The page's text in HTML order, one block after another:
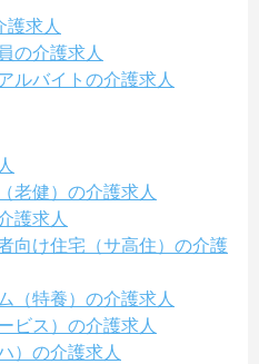
護求人
の介護求人
ルバイトの介護求人
老健）の介護求人
護求人
向け住宅（サ高住）の介護
（特養）の介護求人
ビス）の介護求人
）の介護求人